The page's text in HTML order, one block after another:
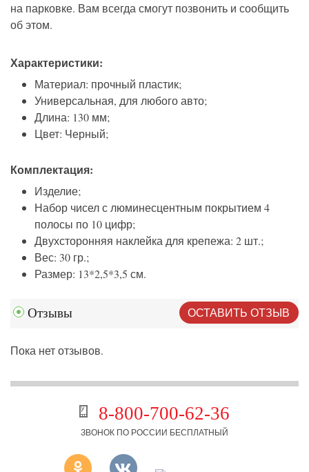
на парковке. Вам всегда смогут позвонить и сообщить
об этом.
Характеристики:
Материал: прочный пластик;
Универсальная, для любого авто;
Длина: 130 мм;
Цвет: Черный;
Комплектация:
Изделие;
Набор чисел с люминесцентным покрытием 4
полосы по 10 цифр;
Двухсторонняя наклейка для крепежа: 2 шт.;
Вес: 30 гр.;
Размер: 13*2,5*3,5 см.
Отзывы ОСТАВИТЬ ОТЗЫВ
Пока нет отзывов.
8-800-700-62-36
ЗВОНОК ПО РОССИИ БЕСПЛАТНЫЙ